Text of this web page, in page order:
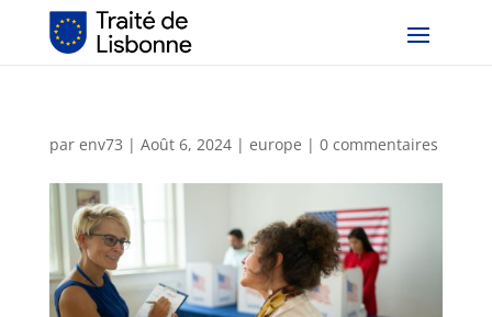
par env73 | Août 6, 2024| europe | 0 commentaires